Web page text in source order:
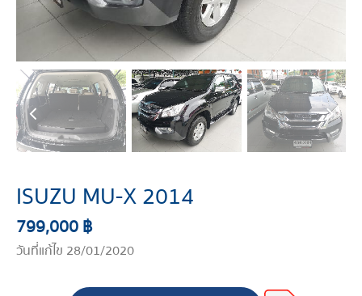
ISUZU MU-X 2014
799,000 ฿
วันที่แก้ไข 28/01/2020